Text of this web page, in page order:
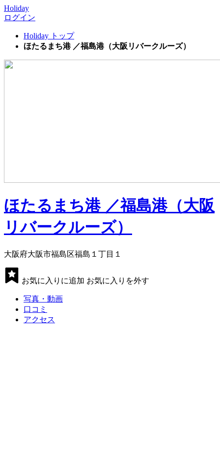
Holiday
ログイン
Holiday トップ
ほたるまち港 ／福島港（大阪リバークルーズ）
ほたるまち港 ／福島港（大阪
リバークルーズ）
大阪府大阪市福島区福島１丁目１
お気に入りに追加 お気に入りを外す
写真・動画
口コミ
アクセス